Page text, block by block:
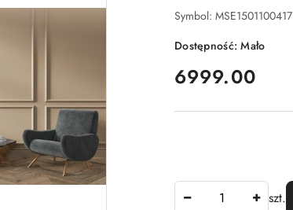
Symbol: MSE1501100417
Dostępność:Mało
cena:
6999.00
szt.